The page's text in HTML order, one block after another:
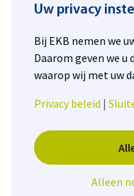
Duurzaamheid
Energietransitie
Personeelstekort
Uw privacy
Bij EKB nemen we
Daarom geven we
waarop wij met uw
Privacy beleid |
Alleen